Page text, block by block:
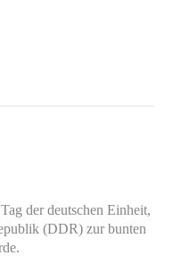
der deutschen Einheit,
(DDR) zur bunten